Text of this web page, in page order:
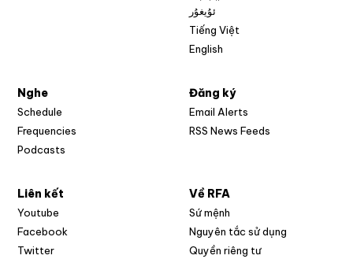
ئۇيغۇر
Tiếng Việt
English
Nghe
Schedule
Frequencies
Podcasts
Đăng ký
Email Alerts
RSS News Feeds
Liên kết
Youtube
Facebook
Twitter
Về RFA
Sứ mệnh
Nguyên tắc sử dụng
Quyền riêng tư